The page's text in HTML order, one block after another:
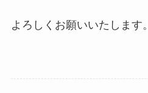
よろしくお願いいたします。